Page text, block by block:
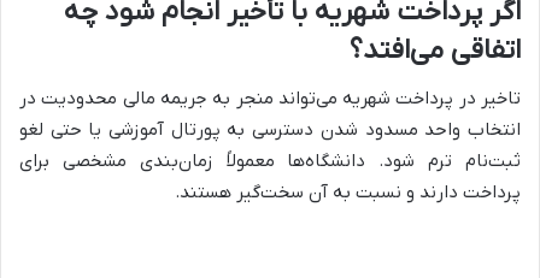
اگر پرداخت شهریه با تأخیر انجام شود چه
اتفاقی می‌افتد؟
تاخیر در پرداخت شهریه می‌تواند منجر به جریمه مالی محدودیت در
انتخاب واحد مسدود شدن دسترسی به پورتال آموزشی یا حتی لغو
ثبت‌نام ترم شود. دانشگاه‌ها معمولاً زمان‌بندی مشخصی برای
پرداخت دارند و نسبت به آن سخت‌گیر هستند.